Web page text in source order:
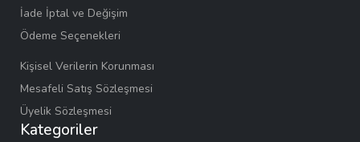
İade İptal ve Değişim
Ödeme Seçenekleri
Kişisel Verilerin Korunması
Mesafeli Satış Sözleşmesi
Üyelik Sözleşmesi
Kategoriler